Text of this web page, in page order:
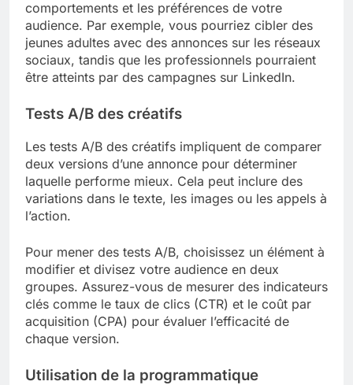
comportements et les préférences de votre
audience. Par exemple, vous pourriez cibler des
jeunes adultes avec des annonces sur les réseaux
sociaux, tandis que les professionnels pourraient
être atteints par des campagnes sur LinkedIn.
Tests A/B des créatifs
Les tests A/B des créatifs impliquent de comparer
deux versions d’une annonce pour déterminer
laquelle performe mieux. Cela peut inclure des
variations dans le texte, les images ou les appels à
l’action.
Pour mener des tests A/B, choisissez un élément à
modifier et divisez votre audience en deux
groupes. Assurez-vous de mesurer des indicateurs
clés comme le taux de clics (CTR) et le coût par
acquisition (CPA) pour évaluer l’efficacité de
chaque version.
Utilisation de la programmatique